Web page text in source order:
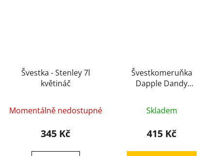
Švestka - Stenley 7l
květináč
Momentálně nedostupné
345 Kč
Švestkomeruňka
Dapple Dandy
Skladem
415 Kč